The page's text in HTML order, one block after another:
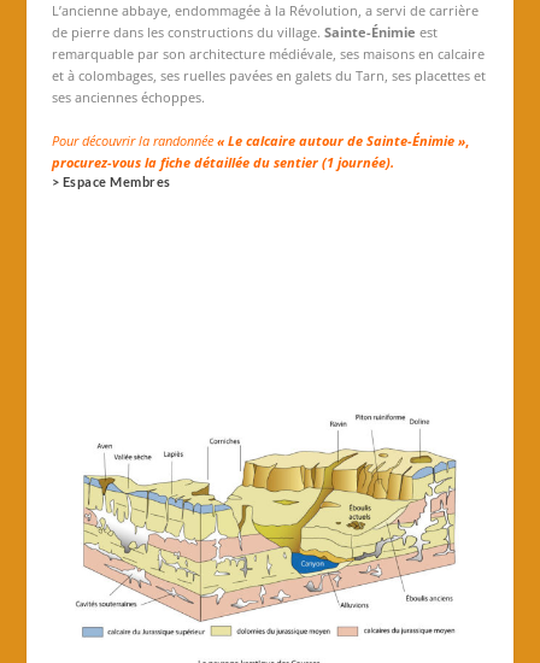
L’ancienne abbaye, endommagée à la Révolution, a servi de carrière
de pierre dans les constructions du village. Sainte-Énimie est
remarquable par son architecture médiévale, ses maisons en calcaire
et à colombages, ses ruelles pavées en galets du Tarn, ses placettes et
ses anciennes échoppes.
Pour découvrir la randonnée « Le calcaire autour de Sainte-Énimie »,
procurez-vous la fiche détaillée du sentier(1journée).
> Espace Membres